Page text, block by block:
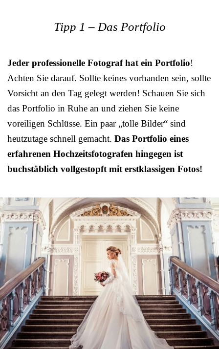
Tipp 1 – Das Portfolio
Jeder professionelle Fotograf hat ein Portfolio!
Achten Sie darauf. Sollte keines vorhanden sein, sollte
Vorsicht an den Tag gelegt werden! Schauen Sie sich
das Portfolio in Ruhe an und ziehen Sie keine
voreiligen Schlüsse. Ein paar „tolle Bilder“ sind
heutzutage schnell gemacht. Das Portfolio eines
erfahrenen Hochzeitsfotografen hingegen ist
buchstäblich vollgestopft mit erstklassigen Fotos!